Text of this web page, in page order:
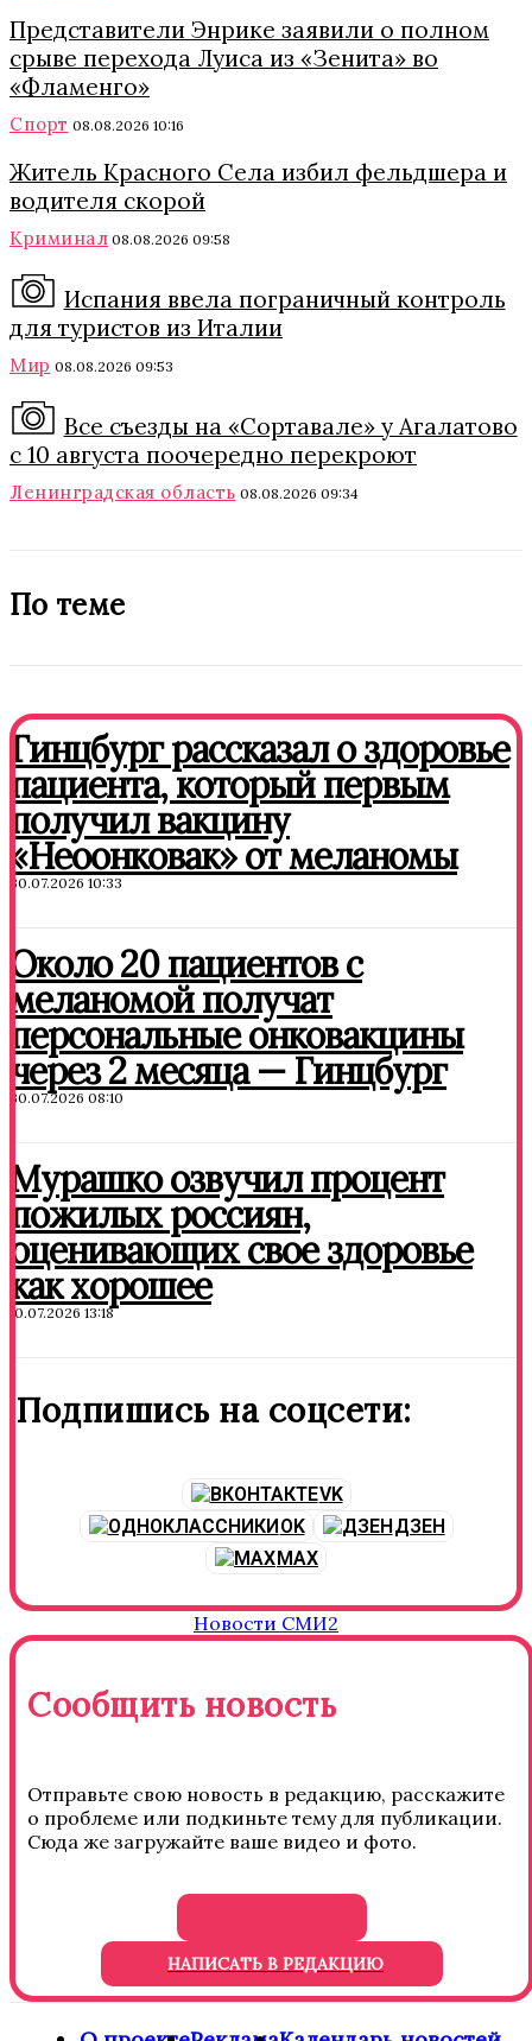
Представители Энрике заявили о полном
срыве перехода Луиса из «Зенита» во
«Фламенго»
Спорт 08.08.2026 10:16
Житель Красного Села избил фельдшера и
водителя скорой
Криминал 08.08.2026 09:58
Испания ввела пограничный контроль
для туристов из Италии
Мир 08.08.2026 09:53
Все съезды на «Сортавале» у Агалатово
с 10 августа поочередно перекроют
Ленинградская область 08.08.2026 09:34
По теме
Гинцбург рассказал о здоровье
пациента, который первым
получил вакцину
«Неоонковак» от меланомы
30.07.2026 10:33
Около 20 пациентов с
меланомой получат
персональные онковакцины
через 2 месяца — Гинцбург
30.07.2026 08:10
Мурашко озвучил процент
пожилых россиян,
оценивающих свое здоровье
как хорошее
10.07.2026 13:18
Подпишись на соцсети:
VK
OK
ДЗЕН
MAX
Новости СМИ2
Сообщить новость
Отправьте свою новость в редакцию, расскажите
о проблеме или подкиньте тему для публикации.
Сюда же загружайте ваше видео и фото.
НАПИСАТЬ В РЕДАКЦИЮ